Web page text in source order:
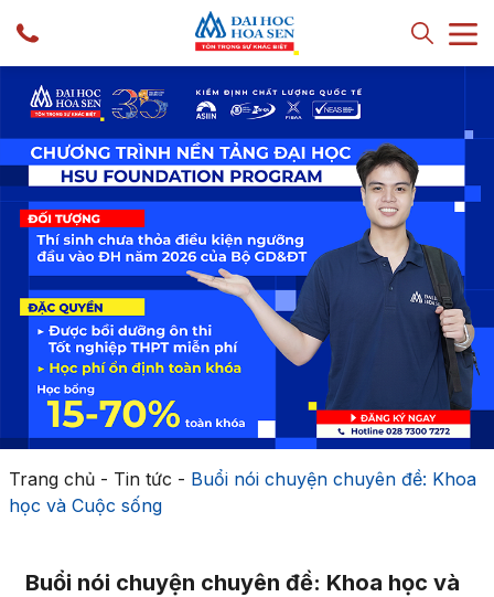
Trang chủ- Tin tức - Buổi nói chuyện chuyên đề: Khoa
học và Cuộc sống
Buổi nói chuyện chuyên đề: Khoa học và